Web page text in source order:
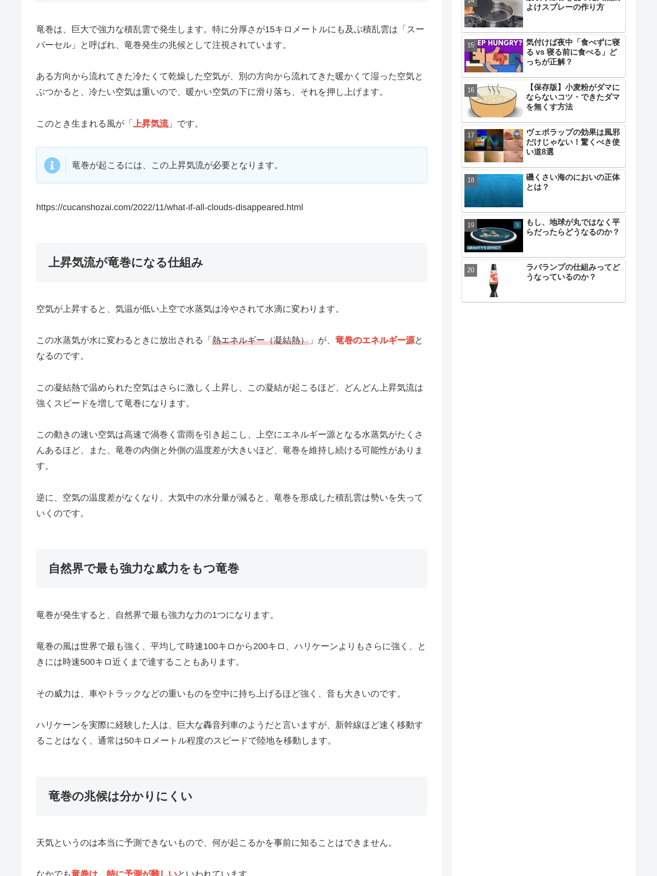
竜巻は、巨大で強力な積乱雲で発生します。特に分厚さが15キロメートルにも及ぶ積乱雲は「スー
パーセル」と呼ばれ、竜巻発生の兆候として注視されています。
ある方向から流れてきた冷たくて乾燥した空気が、別の方向から流れてきた暖かくて湿った空気と
ぶつかると、冷たい空気は重いので、暖かい空気の下に滑り落ち、それを押し上げます。
このとき生まれる風が「 上昇気流」です。
竜巻が起こるには、この上昇気流が必要となります。
https://cucanshozai.com/2022/11/what-if-all-clouds-disappeared.html
上昇気流が竜巻になる仕組み
空気が上昇すると、気温が低い上空で水蒸気は冷やされて水滴に変わります。
この水蒸気が水に変わるときに放出される「 熱エネルギー（凝結熱） 」が、 竜巻のエネルギー源と
なるのです。
この凝結熱で温められた空気はさらに激しく上昇し、この凝結が起こるほど、どんどん上昇気流は
強くスピードを増して竜巻になります。
この動きの速い空気は高速で渦巻く雷雨を引き起こし、上空にエネルギー源となる水蒸気がたくさ
んあるほど、また、竜巻の内側と外側の温度差が大きいほど、竜巻を維持し続ける可能性がありま
す。
逆に、空気の温度差がなくなり、大気中の水分量が減ると、竜巻を形成した積乱雲は勢いを失って
いくのです。
自然界で最も強力な威力をもつ竜巻
竜巻が発生すると、自然界で最も強力な力の1つになります。
竜巻の風は世界で最も強く、平均して時速100キロから200キロ、ハリケーンよりもさらに強く、と
きには時速500キロ近くまで達することもあります。
その威力は、車やトラックなどの重いものを空中に持ち上げるほど強く、音も大きいのです。
ハリケーンを実際に経験した人は、巨大な轟音列車のようだと言いますが、新幹線ほど速く移動す
ることはなく、通常は50キロメートル程度のスピードで陸地を移動します。
竜巻の兆候は分かりにくい
天気というのは本当に予測できないもので、何が起こるかを事前に知ることはできません。
よけスプレーの作り方
気付けば夜中「食べずに寝
る vs 寝る前に食べる」ど
っちが正解？
【保存版】小麦粉がダマに
ならないコツ・できたダマ
を無くす方法
ヴェポラップの効果は風邪
だけじゃない！驚くべき使
い道8選
磯くさい海のにおいの正体
とは？
もし、地球が丸ではなく平
らだったらどうなるのか？
ラバランプの仕組みってど
うなっているのか？